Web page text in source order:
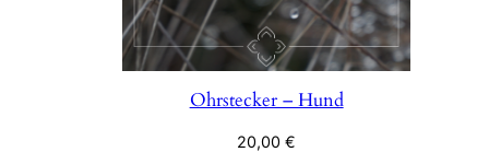
Ohrstecker – Hund
20,00€